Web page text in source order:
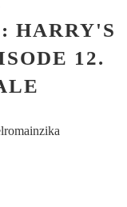
HARRY'S
12.